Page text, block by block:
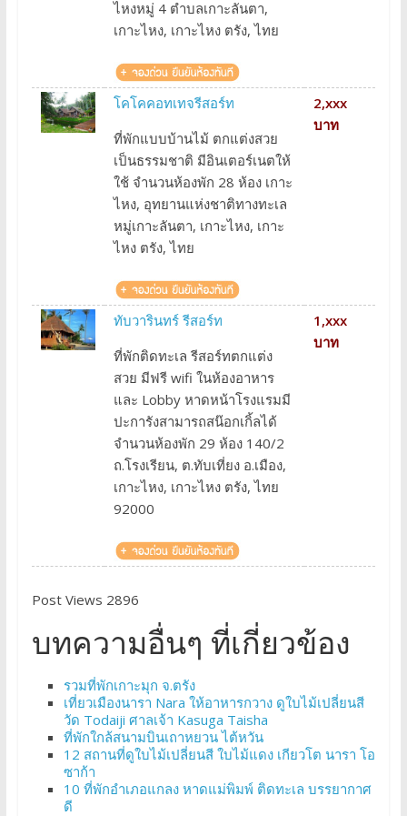
ไหงหมู่ 4 ตำบลเกาะลันตา,
เกาะไหง, เกาะไหง ตรัง, ไทย
โคโคคอทเทจรีสอร์ท
ที่พักแบบบ้านไม้ ตกแต่งสวย
เป็นธรรมชาติ มีอินเตอร์เนตให้
ใช้ จำนวนห้องพัก 28 ห้อง เกาะ
ไหง, อุทยานแห่งชาติทางทะเล
หมู่เกาะลันตา, เกาะไหง, เกาะ
ไหง ตรัง, ไทย
2,xxx
บาท
ทับวารินทร์ รีสอร์ท
ที่พักติดทะเล รีสอร์ทตกแต่ง
สวย มีฟรี wifi ในห้องอาหาร
และ Lobby หาดหน้าโรงแรมมี
ปะการังสามารถสน๊อกเกิ้ลได้
จำนวนห้องพัก 29 ห้อง 140/2
ถ.โรงเรียน, ต.ทับเที่ยง อ.เมือง,
เกาะไหง, เกาะไหง ตรัง, ไทย
92000
1,xxx
บาท
Post Views 2896
บทความอื่นๆ ที่เกี่ยวข้อง
รวมที่พักเกาะมุก จ.ตรัง
เที่ยวเมืองนารา Nara ให้อาหารกวาง ดูใบไม้เปลี่ยนสี
วัด Todaiji ศาลเจ้า Kasuga Taisha
ที่พักใกล้สนามบินเถาหยวน ไต้หวัน
12 สถานที่ดูใบไม้เปลี่ยนสี ใบไม้แดง เกียวโต นารา โอ
ซาก้า
10 ที่พักอำเภอแกลง หาดแม่พิมพ์ ติดทะเล บรรยากาศ
ดี